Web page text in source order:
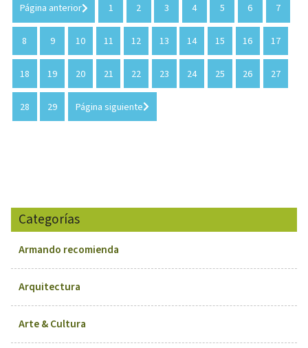
Página anterior 1 2 3 4 5 6 7
8 9 10 11 12 13 14 15 16 17
18 19 20 21 22 23 24 25 26 27
28 29 Página siguiente
Categorías
Armando recomienda
Arquitectura
Arte & Cultura